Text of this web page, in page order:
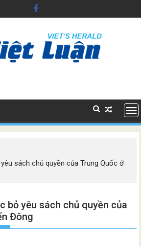
sách chủ quyền của Trung Quốc ở
bỏ yêu sách chủ quyền của
Đông